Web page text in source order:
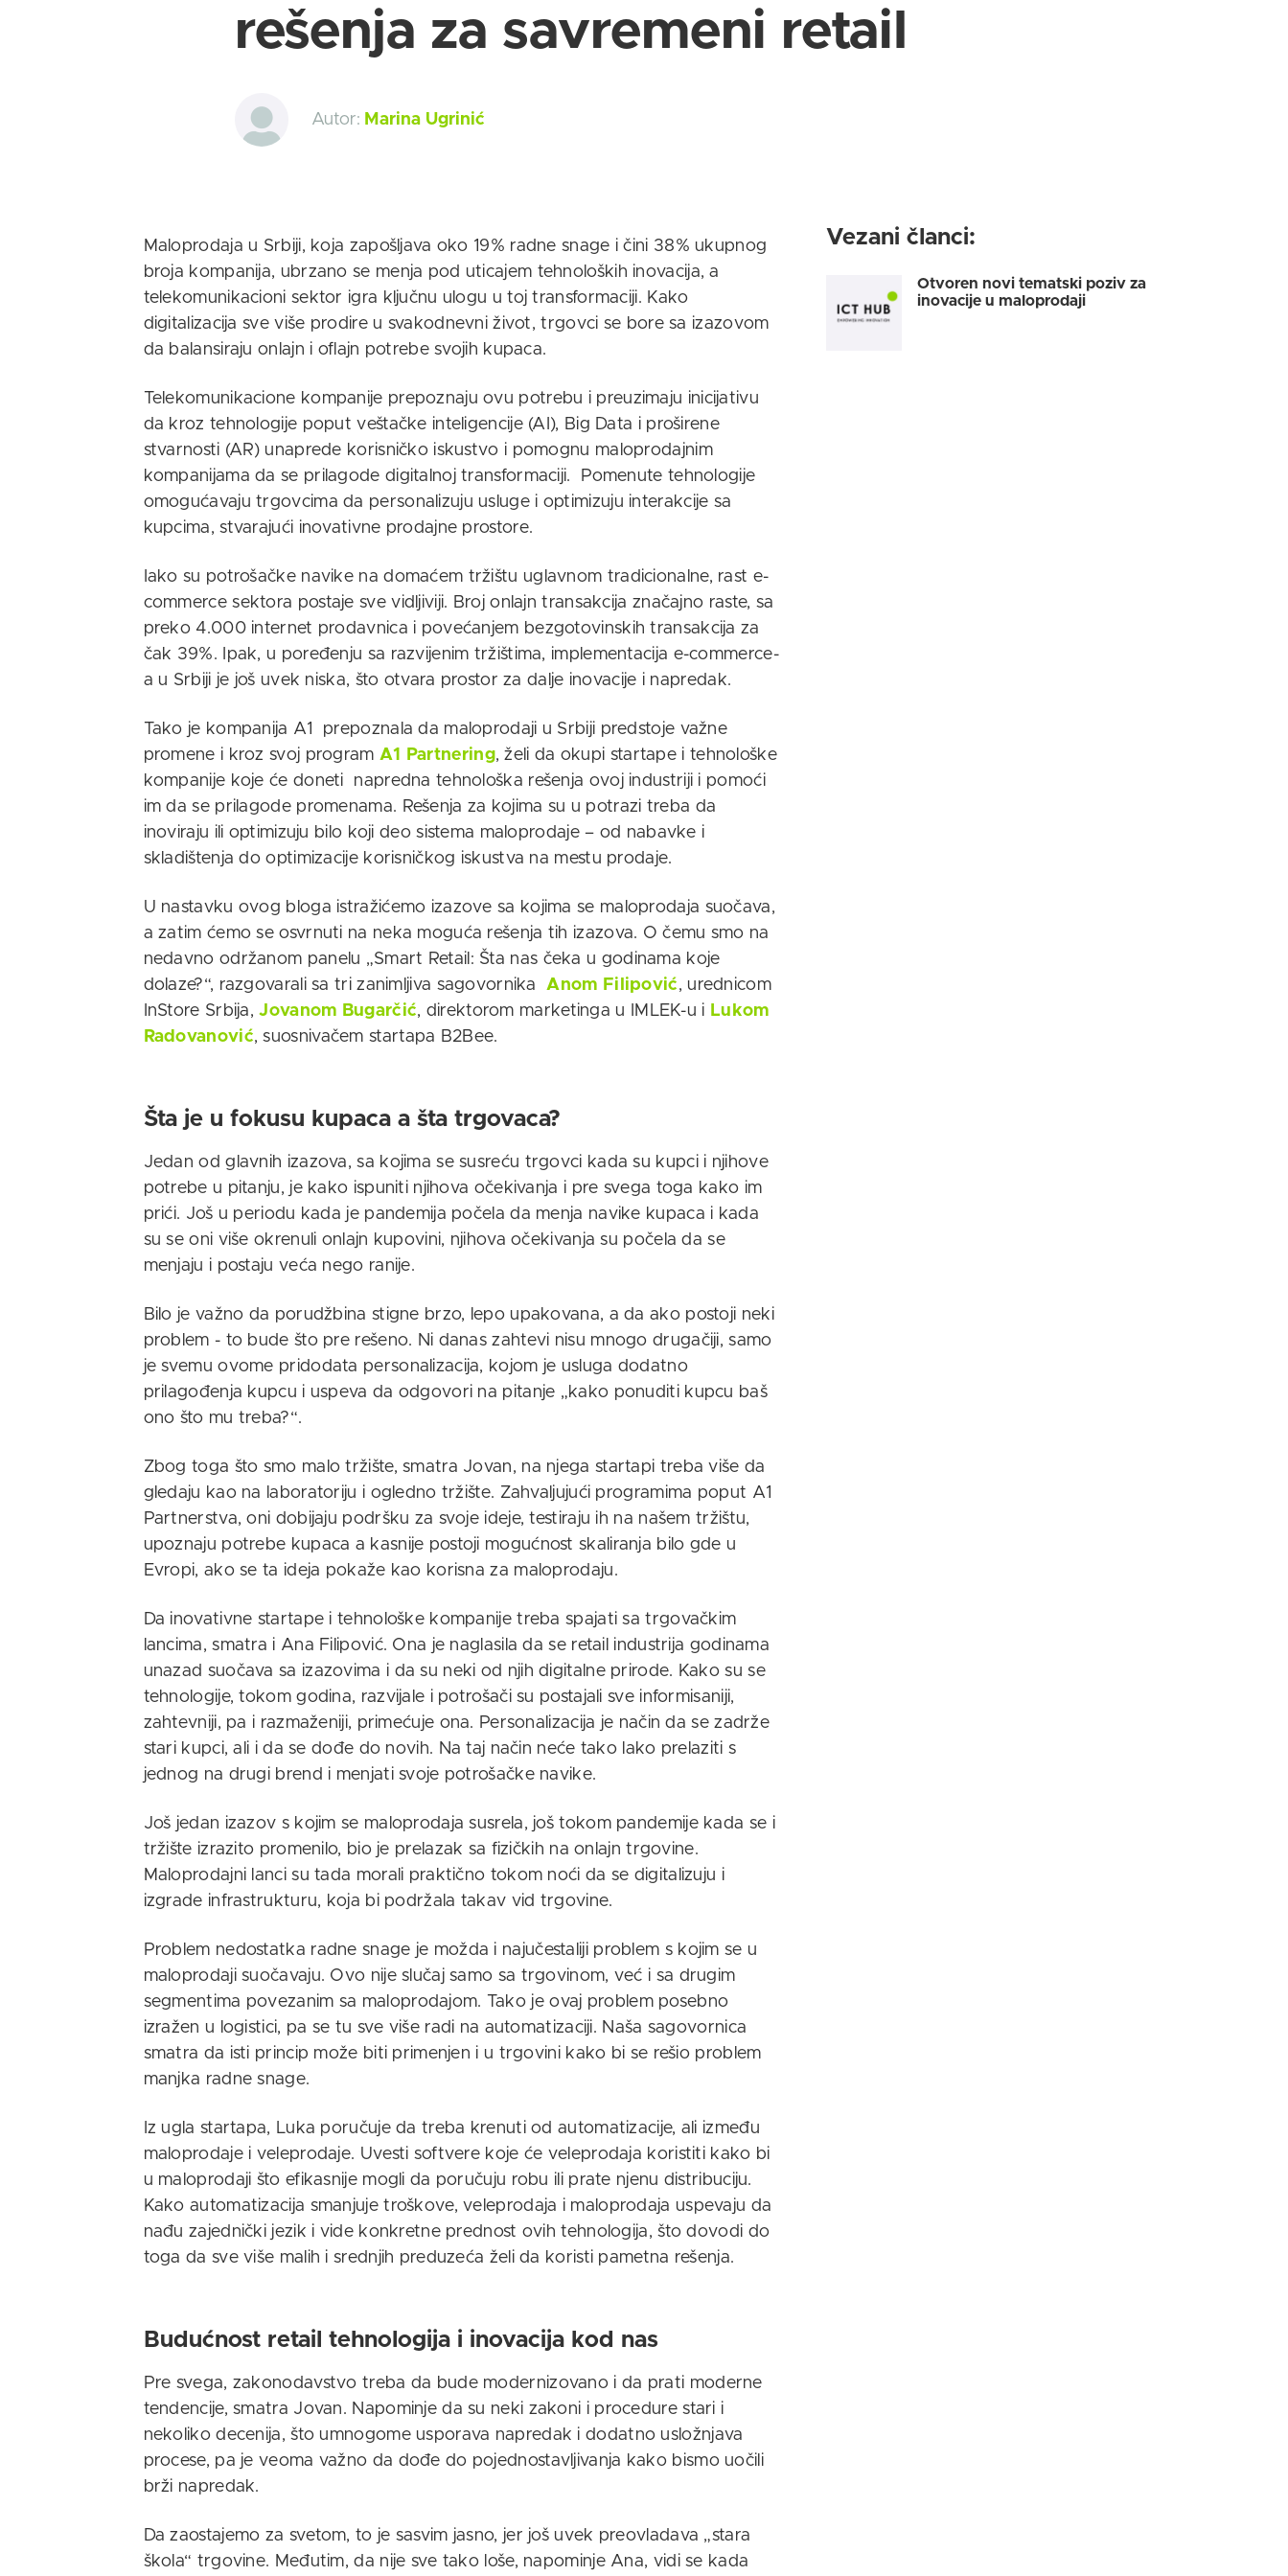
rešenja za savremeni retail
Autor: Marina Ugrinić
Maloprodaja u Srbiji, koja zapošljava oko 19% radne snage i čini 38% ukupnog
broja kompanija, ubrzano se menja pod uticajem tehnoloških inovacija, a
telekomunikacioni sektor igra ključnu ulogu u toj transformaciji. Kako
digitalizacija sve više prodire u svakodnevni život, trgovci se bore sa izazovom
da balansiraju onlajn i oflajn potrebe svojih kupaca.
Telekomunikacione kompanije prepoznaju ovu potrebu i preuzimaju inicijativu
da kroz tehnologije poput veštačke inteligencije (AI), Big Data i proširene
stvarnosti (AR) unaprede korisničko iskustvo i pomognu maloprodajnim
kompanijama da se prilagode digitalnoj transformaciji. Pomenute tehnologije
omogućavaju trgovcima da personalizuju usluge i optimizuju interakcije sa
kupcima, stvarajući inovativne prodajne prostore.
Iako su potrošačke navike na domaćem tržištu uglavnom tradicionalne, rast e-
commerce sektora postaje sve vidljiviji. Broj onlajn transakcija značajno raste, sa
preko 4.000 internet prodavnica i povećanjem bezgotovinskih transakcija za
čak 39%. Ipak, u poređenju sa razvijenim tržištima, implementacija e-commerce-
a u Srbiji je još uvek niska, što otvara prostor za dalje inovacije i napredak.
Tako je kompanija A1 prepoznala da maloprodaji u Srbiji predstoje važne
promene i kroz svoj program A1 Partnering, želi da okupi startape i tehnološke
kompanije koje će doneti napredna tehnološka rešenja ovoj industriji i pomoći
im da se prilagode promenama. Rešenja za kojima su u potrazi treba da
inoviraju ili optimizuju bilo koji deo sistema maloprodaje – od nabavke i
skladištenja do optimizacije korisničkog iskustva na mestu prodaje.
U nastavku ovog bloga istražićemo izazove sa kojima se maloprodaja suočava,
a zatim ćemo se osvrnuti na neka moguća rešenja tih izazova. O čemu smo na
nedavno održanom panelu „Smart Retail: Šta nas čeka u godinama koje
dolaze?“, razgovarali sa tri zanimljiva sagovornikaAnom Filipović, urednicom
InStore Srbija,Jovanom Bugarčić, direktorom marketinga u IMLEK-u i Lukom
Radovanović, suosnivačem startapa B2Bee.
Šta je u fokusu kupaca a šta trgovaca?
Jedan od glavnih izazova, sa kojima se susreću trgovci kada su kupci i njihove
potrebe u pitanju, je kako ispuniti njihova očekivanja i pre svega toga kako im
prići. Još u periodu kada je pandemija počela da menja navike kupaca i kada
su se oni više okrenuli onlajn kupovini, njihova očekivanja su počela da se
menjaju i postaju veća nego ranije.
Bilo je važno da porudžbina stigne brzo, lepo upakovana, a da ako postoji neki
problem - to bude što pre rešeno. Ni danas zahtevi nisu mnogo drugačiji, samo
je svemu ovome pridodata personalizacija, kojom je usluga dodatno
prilagođenja kupcu i uspeva da odgovori na pitanje „kako ponuditi kupcu baš
ono što mu treba?“.
Zbog toga što smo malo tržište, smatra Jovan, na njega startapi treba više da
gledaju kao na laboratoriju i ogledno tržište. Zahvaljujući programima poput A1
Partnerstva, oni dobijaju podršku za svoje ideje, testiraju ih na našem tržištu,
upoznaju potrebe kupaca a kasnije postoji mogućnost skaliranja bilo gde u
Evropi, ako se ta ideja pokaže kao korisna za maloprodaju.
Da inovativne startape i tehnološke kompanije treba spajati sa trgovačkim
lancima, smatra i Ana Filipović. Ona je naglasila da se retail industrija godinama
unazad suočava sa izazovima i da su neki od njih digitalne prirode. Kako su se
tehnologije, tokom godina, razvijale i potrošači su postajali sve informisaniji,
zahtevniji, pa i razmaženiji, primećuje ona. Personalizacija je način da se zadrže
stari kupci, ali i da se dođe do novih. Na taj način neće tako lako prelaziti s
jednog na drugi brend i menjati svoje potrošačke navike.
Još jedan izazov s kojim se maloprodaja susrela, još tokom pandemije kada se i
tržište izrazito promenilo, bio je prelazak sa fizičkih na onlajn trgovine.
Maloprodajni lanci su tada morali praktično tokom noći da se digitalizuju i
izgrade infrastrukturu, koja bi podržala takav vid trgovine.
Problem nedostatka radne snage je možda i najučestaliji problem s kojim se u
maloprodaji suočavaju. Ovo nije slučaj samo sa trgovinom, već i sa drugim
segmentima povezanim sa maloprodajom. Tako je ovaj problem posebno
izražen u logistici, pa se tu sve više radi na automatizaciji. Naša sagovornica
smatra da isti princip može biti primenjen i u trgovini kako bi se rešio problem
manjka radne snage.
Iz ugla startapa, Luka poručuje da treba krenuti od automatizacije, ali između
maloprodaje i veleprodaje. Uvesti softvere koje će veleprodaja koristiti kako bi
u maloprodaji što efikasnije mogli da poručuju robu ili prate njenu distribuciju.
Kako automatizacija smanjuje troškove, veleprodaja i maloprodaja uspevaju da
nađu zajednički jezik i vide konkretne prednost ovih tehnologija, što dovodi do
toga da sve više malih i srednjih preduzeća želi da koristi pametna rešenja.
Budućnost retail tehnologija i inovacija kod nas
Pre svega, zakonodavstvo treba da bude modernizovano i da prati moderne
tendencije, smatra Jovan. Napominje da su neki zakoni i procedure stari i
nekoliko decenija, što umnogome usporava napredak i dodatno usložnjava
procese, pa je veoma važno da dođe do pojednostavljivanja kako bismo uočili
brži napredak.
Da zaostajemo za svetom, to je sasvim jasno, jer još uvek preovladava „stara
škola“ trgovine. Međutim, da nije sve tako loše, napominje Ana, vidi se kada
Vezani članci:
Otvoren novi tematski poziv za
inovacije u maloprodaji